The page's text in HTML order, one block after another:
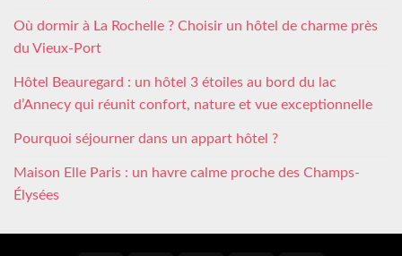
Où dormir à La Rochelle ? Choisir un hôtel de charme près
du Vieux-Port
Hôtel Beauregard : un hôtel 3 étoiles au bord du lac
d’Annecy qui réunit confort, nature et vue exceptionnelle
Pourquoi séjourner dans un appart hôtel ?
Maison Elle Paris : un havre calme proche des Champs-
Élysées